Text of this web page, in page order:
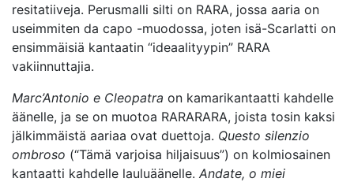
resitatiiveja. Perusmalli silti on RARA, jossa aaria on
useimmiten da capo -muodossa, joten isä-Scarlatti on
ensimmäisiä kantaatin “ideaalityypin” RARA
vakiinnuttajia.
Marc’Antonio e Cleopatra on kamarikantaatti kahdelle
äänelle, ja se on muotoa RARARARA, joista tosin kaksi
jälkimmäistä aariaa ovat duettoja. Questo silenzio
ombroso (“Tämä varjoisa hiljaisuus”) on kolmiosainen
kantaatti kahdelle lauluäänelle. Andate, o miei